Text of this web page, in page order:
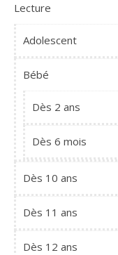
Lecture
Adolescent
Bébé
Dès 2 ans
Dès 6 mois
Dès 10 ans
Dès 11 ans
Dès 12 ans